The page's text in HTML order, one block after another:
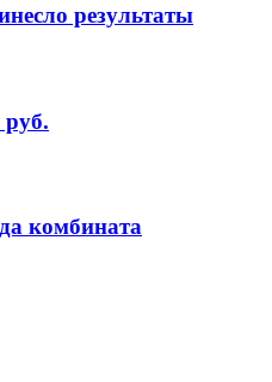
результаты
комбината